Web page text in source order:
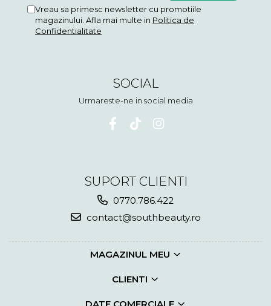
Vreau sa primesc newsletter cu promotiile
magazinului. Afla mai multe in Politica de
Confidentialitate
SOCIAL
Urmareste-ne in social media
SUPORT CLIENTI
0770.786.422
contact@southbeauty.ro
MAGAZINUL MEU
CLIENTI